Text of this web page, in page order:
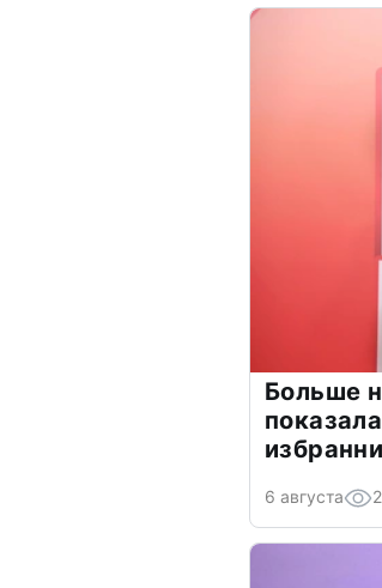
Больше
6 августа